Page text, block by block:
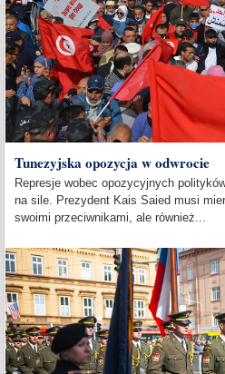
Tunezyjska opozycja w odwrocie
Represje wobec opozycyjnych
na sile. Prezydent Kais Saied musi
swoimi przeciwnikami, ale również...